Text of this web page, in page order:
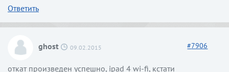
Ответить
ghost 09.02.2015 #7906
откат произведен успешно, ipad 4 wi-fi, кстати